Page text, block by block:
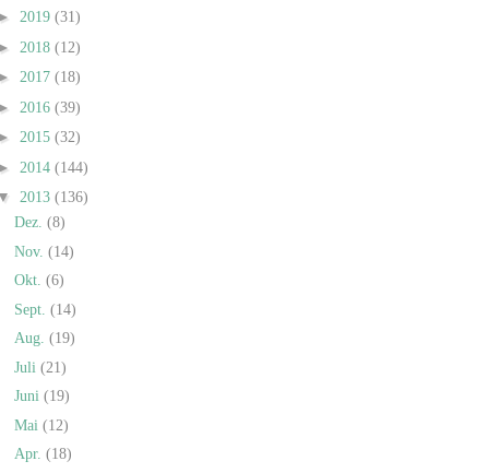
2019 (31)
2018 (12)
2017 (18)
2016 (39)
2015 (32)
2014 (144)
2013 (136)
Dez. (8)
Nov. (14)
Okt. (6)
Sept. (14)
Aug. (19)
Juli (21)
Juni (19)
Mai (12)
Apr. (18)